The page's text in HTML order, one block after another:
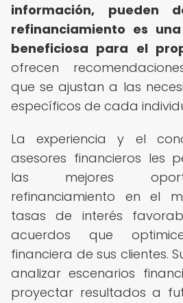
información, pueden
refinanciamiento es
beneficiosa para el
ofrecen
que se ajustan a las
específicos de cada
La experiencia y el
asesores financieros les
las mejores
refinanciamiento en el
tasas de interés
acuerdos que
financiera de sus clientes.
analizar escenarios
proyectar resultados a